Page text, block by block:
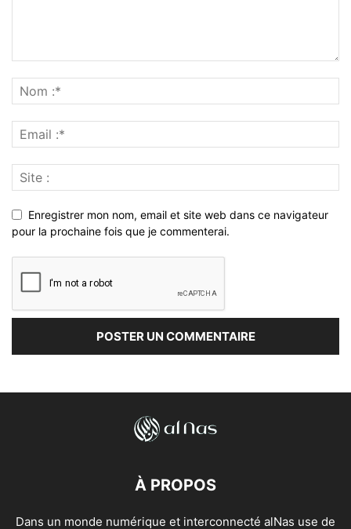
Enregistrer mon nom, email et site web dans ce navigateur
pour la prochaine fois que je commenterai.
À PROPOS
Dans un monde numérique et interconnecté alNas use de